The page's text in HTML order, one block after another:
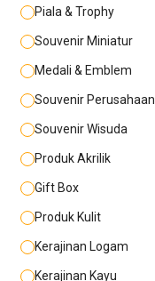
Piala & Trophy
Souvenir Miniatur
Medali & Emblem
Souvenir Perusahaan
Souvenir Wisuda
Produk Akrilik
Gift Box
Produk Kulit
Kerajinan Logam
Kerajinan Kayu